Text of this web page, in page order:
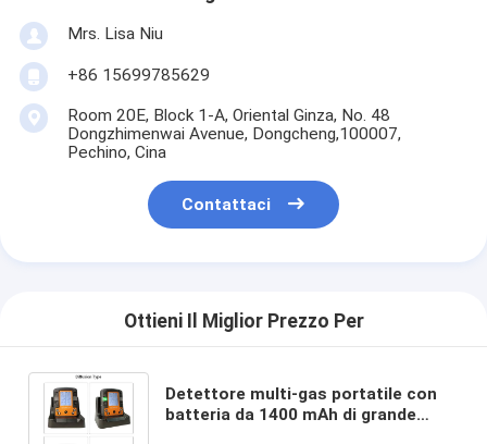
Mrs. Lisa Niu
+86 15699785629
Room 20E, Block 1-A, Oriental Ginza, No. 48
Dongzhimenwai Avenue, Dongcheng,100007,
Pechino, Cina
Contattaci
Ottieni Il Miglior Prezzo Per
Detettore multi-gas portatile con
batteria da 1400 mAh di grande